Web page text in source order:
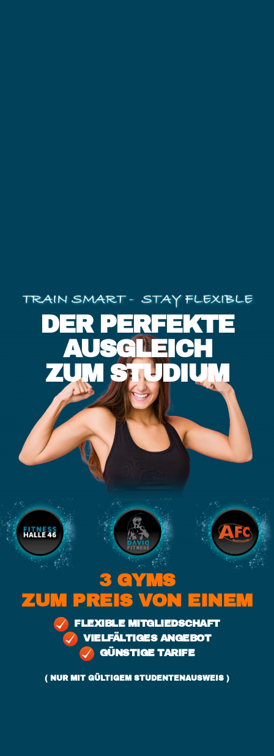
DER PERFEKTE
AUSGLEICH
ZUM STUDIUM
3 GYMS
ZUM PREIS VON EINEM
FLEXIBLE MITGLIEDSCHAFT
VIELFÄLTIGES ANGEBOT
GÜNSTIGE TARIFE
( NUR MIT GÜLTIGEM STUDENTENAUSWEIS )